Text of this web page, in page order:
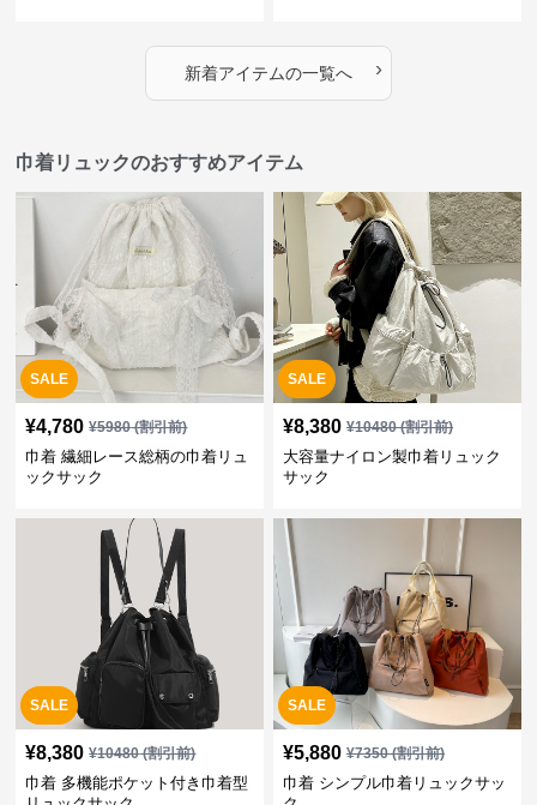
新着アイテムの一覧へ ›
巾着リュックのおすすめアイテム
SALE
¥4,780 ¥5980(割引前)
巾着 繊細レース総柄の巾着リュ
ックサック
SALE
¥8,380 ¥10480(割引前)
大容量ナイロン製巾着リュック
サック
SALE
¥8,380 ¥10480(割引前)
巾着 多機能ポケット付き巾着型
SALE
¥5,880 ¥7350(割引前)
巾着 シンプル巾着リュックサッ